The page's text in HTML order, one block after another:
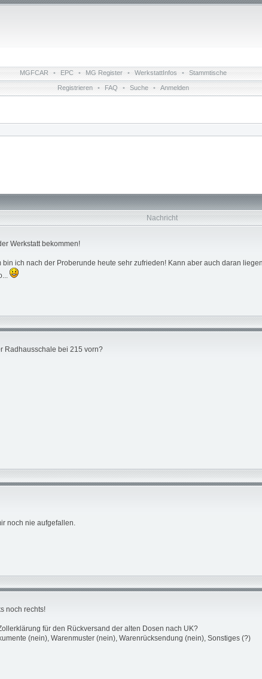
MGFCAR • EPC • MG Register • WerkstattInfos • Stammtische
Registrieren • FAQ • Suche • Anmelden
Nachricht
Werkstatt bekommen!
ich nach der Proberunde heute sehr zufrieden! Kann aber auch daran
Radhausschale bei 215 vorn?
noch nie aufgefallen.
noch rechts!
für den Rückversand der alten Dosen nach UK?
(nein), Warenmuster (nein), Warenrücksendung (nein), Sonstiges (?)